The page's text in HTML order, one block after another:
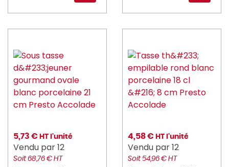
5,73 € HT l'unité
Vendu par 12
Soit 68,76 € HT
4,58 € HT l'unité
Vendu par 12
Soit 54,96 € HT